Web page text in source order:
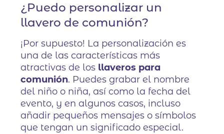
¿Puedo personalizar un
llavero de comunión?
¡Por supuesto! La personalización es
una de las características más
atractivas de los llaveros para
comunión. Puedes grabar el nombre
del niño o niña, así como la fecha del
evento, y en algunos casos, incluso
añadir pequeños mensajes o símbolos
que tengan un significado especial.